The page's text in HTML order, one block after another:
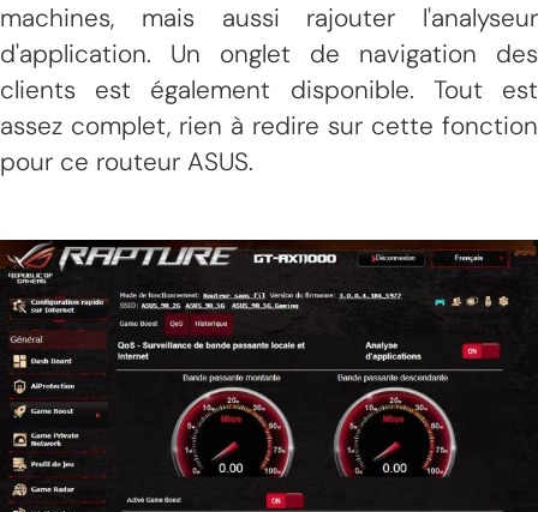
machines, mais aussi rajouter l'analyseur
d'application. Un onglet de navigation des
clients est également disponible. Tout est
assez complet, rien à redire sur cette fonction
pour ce routeur ASUS.